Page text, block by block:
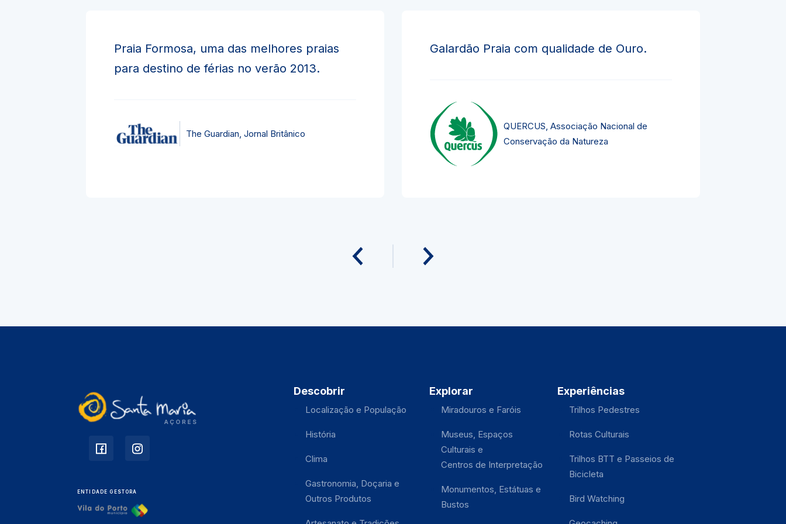
Praia Formosa, uma das melhores praias
para destino de férias no verão 2013.
The Guardian, Jornal Britânico
Galardão Praia com qualidade de Ouro.
QUERCUS, Associação Nacional de
Conservação da Natureza
ENTIDADE GESTORA
Descobrir
Localização e População
História
Clima
Gastronomia, Doçaria e
Outros Produtos
Explorar
Miradouros e Faróis
Museus, Espaços
Culturais e
Centros de Interpretação
Monumentos, Estátuas e
Bustos
Experiências
Trilhos Pedestres
Rotas Culturais
Trilhos BTT e Passeios de
Bicicleta
Bird Watching